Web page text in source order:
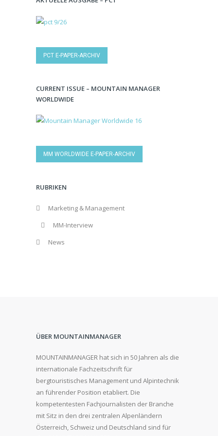
PCT E-PAPER-ARCHIV
CURRENT ISSUE – MOUNTAIN MANAGER
WORLDWIDE
MM WORLDWIDE E-PAPER-ARCHIV
RUBRIKEN
Marketing & Management
MM-Interview
News
ÜBER MOUNTAINMANAGER
MOUNTAINMANAGER hat sich in 50 Jahren als die
internationale Fachzeitschrift für
bergtouristisches Management und Alpintechnik
an führender Position etabliert. Die
kompetentesten Fachjournalisten der Branche
mit Sitz in den drei zentralen Alpenländern
Österreich, Schweiz und Deutschland sind für